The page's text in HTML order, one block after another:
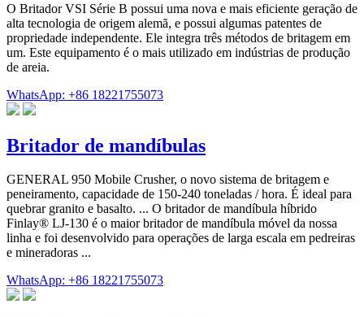
O Britador VSI Série B possui uma nova e mais eficiente geração de
alta tecnologia de origem alemã, e possui algumas patentes de
propriedade independente. Ele integra três métodos de britagem em
um. Este equipamento é o mais utilizado em indústrias de produção
de areia.
WhatsApp: +86 18221755073
Britador de mandíbulas
GENERAL 950 Mobile Crusher, o novo sistema de britagem e
peneiramento, capacidade de 150-240 toneladas / hora. É ideal para
quebrar granito e basalto. ... O britador de mandíbula híbrido
Finlay® LJ-130 é o maior britador de mandíbula móvel da nossa
linha e foi desenvolvido para operações de larga escala em pedreiras
e mineradoras ...
WhatsApp: +86 18221755073